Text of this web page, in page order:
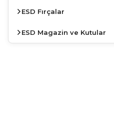
ESD Fırçalar
ESD Magazin ve Kutular